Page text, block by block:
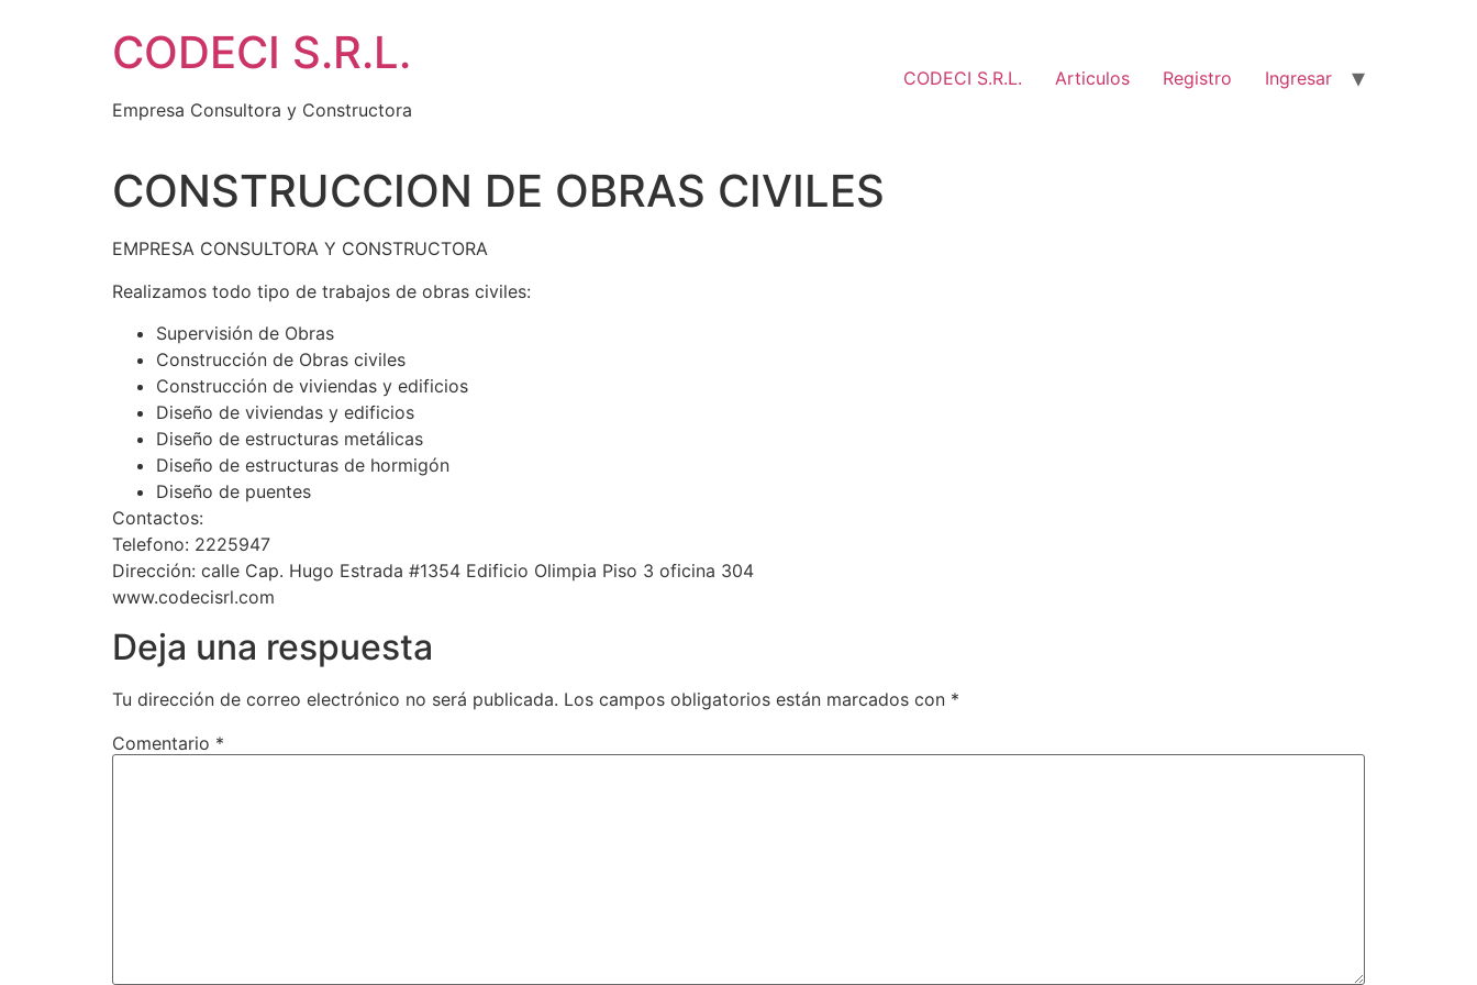
CODECI S.R.L.
Empresa Consultora y Constructora
CODECI S.R.L. Articulos Registro Ingresar
CONSTRUCCION DE OBRAS CIVILES
EMPRESA CONSULTORA Y CONSTRUCTORA
Realizamos todo tipo de trabajos de obras civiles:
Supervisión de Obras
Construcción de Obras civiles
Construcción de viviendas y edificios
Diseño de viviendas y edificios
Diseño de estructuras metálicas
Diseño de estructuras de hormigón
Diseño de puentes
Contactos:
Telefono: 2225947
Dirección: calle Cap. Hugo Estrada #1354 Edificio Olimpia Piso 3 oficina 304
www.codecisrl.com
Deja una respuesta
Tu dirección de correo electrónico no será publicada. Los campos obligatorios están marcados con *
Comentario *